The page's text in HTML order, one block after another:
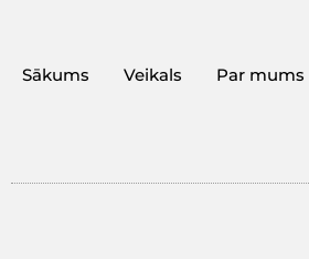
Sākums Veikals Par mums